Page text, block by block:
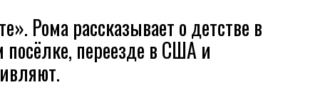
Рома рассказывает о детстве в
переезде в США и